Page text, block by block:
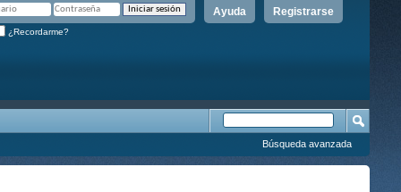
Registrarse
Ayuda
¿Recordarme?
Búsqueda avanzada